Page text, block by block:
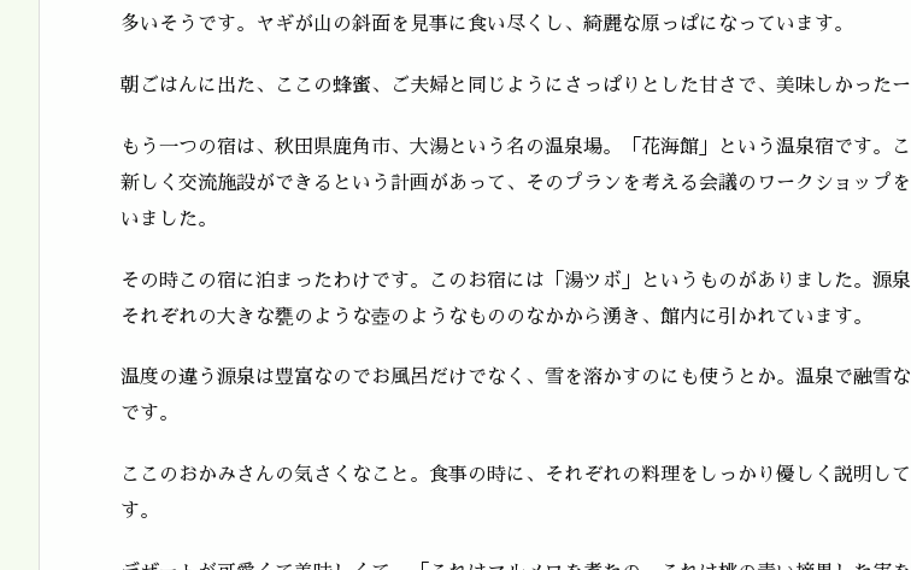
多いそうです。ヤギが山の斜面を見事に食い尽くし、綺麗な原っぱになっています。
朝ごはんに出た、ここの蜂蜜、ご夫婦と同じようにさっぱりとした甘さで、美味しかったー
もう一つの宿は、秋田県鹿角市、大湯という名の温泉場。「花海館」という温泉宿です。こ
新しく交流施設ができるという計画があって、そのプランを考える会議のワークショップ
いました。
その時この宿に泊まったわけです。このお宿には「湯ツボ」というものがありました。源泉
それぞれの大きな甕のような壺のようなもののなかから湧き、館内に引かれています。
温度の違う源泉は豊富なのでお風呂だけでなく、雪を溶かすのにも使うとか。温泉で融雪
です。
ここのおかみさんの気さくなこと。食事の時に、それぞれの料理をしっかり優しく説明し
す。